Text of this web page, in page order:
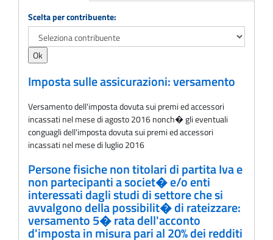
Adempimento
Scelta per contribuente:
Imposta sulle assicurazioni: versamento
Versamento dell'imposta dovuta sui premi ed accessori
incassati nel mese di agosto 2016 nonch� gli eventuali
conguagli dell'imposta dovuta sui premi ed accessori
incassati nel mese di luglio 2016
Persone fisiche non titolari di partita Iva e
non partecipanti a societ� e/o enti
interessati dagli studi di settore che si
avvalgono della possibilit� di rateizzare:
versamento 5� rata dell'acconto
d'imposta in misura pari al 20% dei redditi